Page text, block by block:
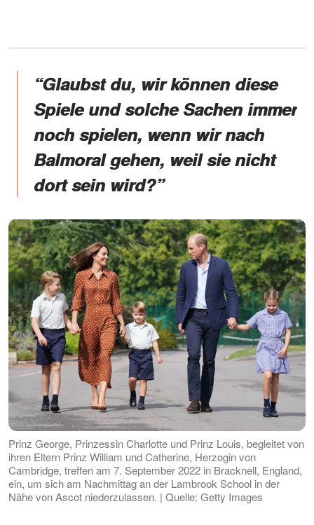
“Glaubst du, wir können diese
Spiele und solche Sachen immer
noch spielen, wenn wir nach
Balmoral gehen, weil sie nicht
dort sein wird?”
Prinz George, Prinzessin Charlotte und Prinz Louis, begleitet von
ihren Eltern Prinz William und Catherine, Herzogin von
Cambridge, treffen am 7. September 2022 in Bracknell, England,
ein, um sich am Nachmittag an der Lambrook School in der
Nähe von Ascot niederzulassen. | Quelle: Getty Images